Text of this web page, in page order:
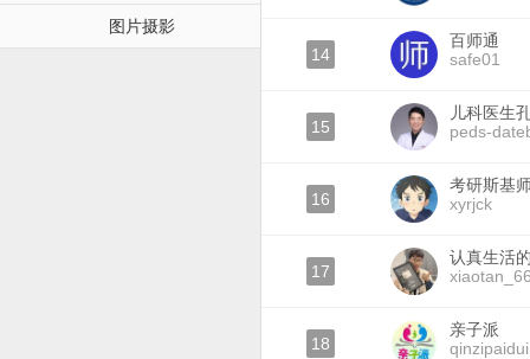
图片摄影
14
百师通
safe01
15
儿科医生
peds-
16
考研斯基
xyrjck
17
认真生活
18
亲子派
qinzipaidui